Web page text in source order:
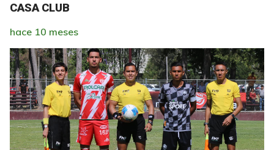
CASA CLUB
hace 10 meses